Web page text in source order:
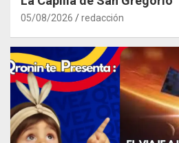
05/08/2026 redacción